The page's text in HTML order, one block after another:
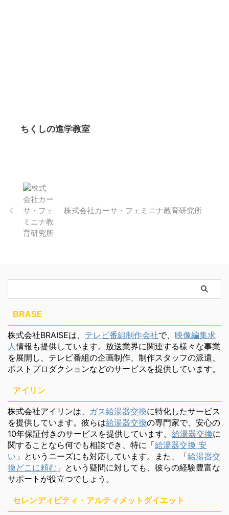
ちくしの進学教室
株式会社カーサ・フェミニナ教育研究所
BRASE
株式会社BRAISEは、 テレビ番組制作会社で、 映像編集求
人情報も提供しています。放送業界に関連する様々な事業
を展開し、テレビ番組の企画制作、制作スタッフの派遣、
ポストプロダクションなどのサービスを提供しています。
アイリン
株式会社アイリンは、 ガス給湯器交換に特化したサービス
を提供しています。彼らは給湯器交換の専門家で、安心の
10年保証付きのサービスを提供しています。 給湯器交換に
関することなら何でも相談でき、特に「給湯器交換 安
い 」というニーズにも対応しています。また、「給湯器交
換どこに頼む 」という疑問に対しても、彼らの経験豊富な
サポートが役立つでしょう。
セレンディピティ・アルティメットダイエット